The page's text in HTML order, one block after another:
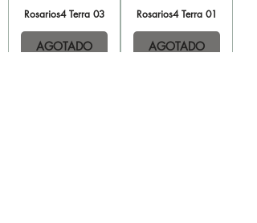
Rosarios4 Terra 03
AGOTADO
Rosarios4 Terra 01
AGOTADO